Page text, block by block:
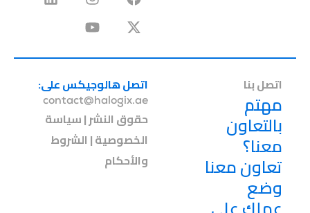
اتصل بنا
مهتم
بالتعاون
معنا؟
تعاون معنا
وضع
اتصل هالوجيكس على:
contact@halogix.ae
حقوق النشر | سياسة
الخصوصية | الشروط
والأحكام